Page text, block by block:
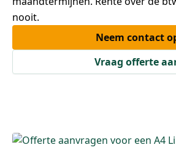
nooit.
Neem contact
Vraag offerte